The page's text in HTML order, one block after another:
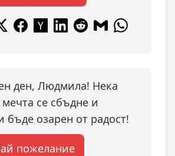
ден, Людмила! Нека
мечта се сбъдне и
бъде озарен от радост!
пожелание